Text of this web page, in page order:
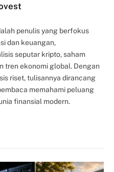
penulis yang berfokus
dan keuangan,
seputar kripto, saham
tren ekonomi global. Dengan
riset, tulisannya dirancang
memahami peluang
finansial modern.